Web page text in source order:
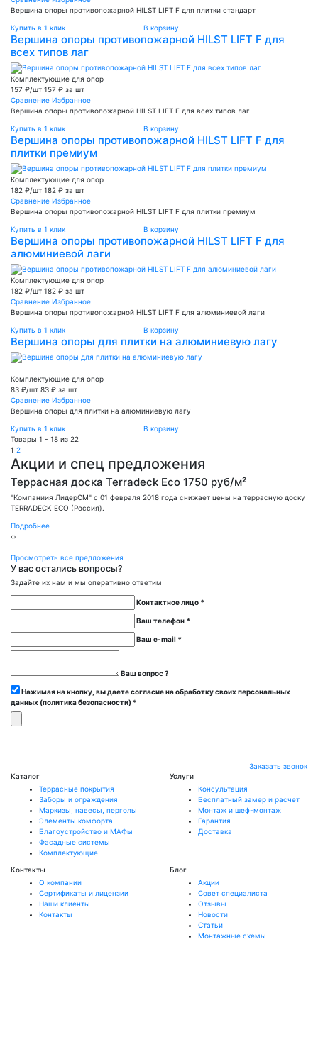
Вершина опоры противопожарной HILST LIFT F для плитки стандарт
Купить в 1 клик В корзину
Вершина опоры противопожарной HILST LIFT F для
всех типов лаг
Комплектующие для опор
157 ₽/шт 157 ₽ за шт
Сравнение Избранное
Вершина опоры противопожарной HILST LIFT F для всех типов лаг
Купить в 1 клик В корзину
Вершина опоры противопожарной HILST LIFT F для
плитки премиум
Комплектующие для опор
182 ₽/шт 182 ₽ за шт
Сравнение Избранное
Вершина опоры противопожарной HILST LIFT F для плитки премиум
Купить в 1 клик В корзину
Вершина опоры противопожарной HILST LIFT F для
алюминиевой лаги
Комплектующие для опор
182 ₽/шт 182 ₽ за шт
Сравнение Избранное
Вершина опоры противопожарной HILST LIFT F для алюминиевой лаги
Купить в 1 клик В корзину
Вершина опоры для плитки на алюминиевую лагу
Комплектующие для опор
83 ₽/шт 83 ₽ за шт
Сравнение Избранное
Вершина опоры для плитки на алюминиевую лагу
Купить в 1 клик
В корзину
Товары 1 - 18 из 22
1 2
Акции и спец предложения
Террасная доска Terradeck Eco 1750 руб/м²
"Компаниия ЛидерСМ" с 01 февраля 2018 года снижает цены на террасную доску
TERRADECK ECO (Россия).
Подробнее
‹›
Просмотреть все предложения
У вас остались вопросы?
Задайте их нам и мы оперативно ответим
Контактное лицо *
Ваш телефон *
Ваш e-mail *
Ваш вопрос ?
Нажимая на кнопку, вы даете согласие на обработку своих персональных
данных (политика безопасности) *
Заказать звонок
Каталог
Террасные покрытия
Заборы и ограждения
Маркизы, навесы, перголы
Элементы комфорта
Благоустройство и МАФы
Фасадные системы
Комплектующие
Услуги
Консультация
Бесплатный замер и расчет
Монтаж и шеф-монтаж
Гарантия
Доставка
Контакты
О компании
Сертификаты и лицензии
Наши клиенты
Контакты
Блог
Акции
Совет специалиста
Отзывы
Новости
Статьи
Монтажные схемы